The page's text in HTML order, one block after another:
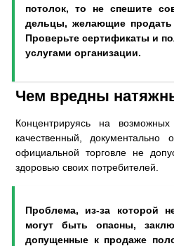
потолок, то не спешите
дельцы, желающие продать
Проверьте сертификаты и
услугами организации.
Чем вредны
Концентрируясь на
качественный,
официальной торговле не
здоровью своих потребителей.
Проблема, из-за которой
могут быть опасны,
допущенные к продаже